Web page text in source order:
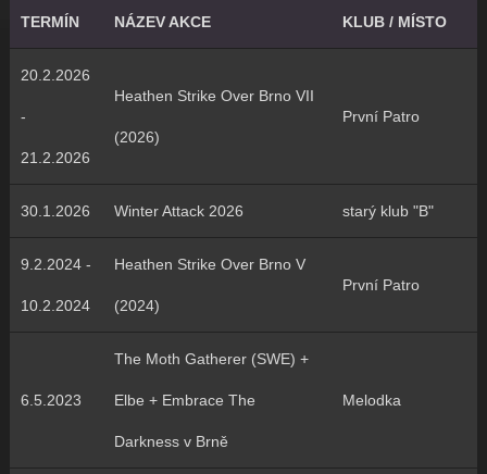
TERMÍN NÁZEV AKCE KLUB / MÍSTO
20.2.2026
-
21.2.2026
Heathen Strike Over Brno VII
(2026)
První Patro
30.1.2026 Winter Attack 2026 starý klub "B"
9.2.2024 -
10.2.2024
Heathen Strike Over Brno V
(2024)
První Patro
6.5.2023
The Moth Gatherer (SWE) +
Elbe + Embrace The
Darkness v Brně
Melodka